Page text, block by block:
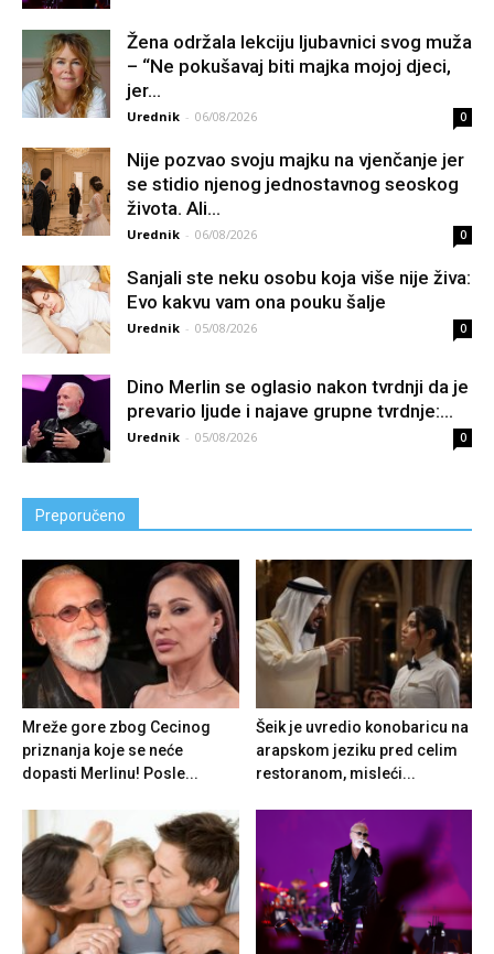
Žena održala lekciju ljubavnici svog muža
– “Ne pokušavaj biti majka mojoj djeci,
jer...
Urednik - 06/08/2026 0
Nije pozvao svoju majku na vjenčanje jer
se stidio njenog jednostavnog seoskog
života. Ali...
Urednik - 06/08/2026 0
Sanjali ste neku osobu koja više nije živa:
Evo kakvu vam ona pouku šalje
Urednik - 05/08/2026 0
Dino Merlin se oglasio nakon tvrdnji da je
prevario ljude i najave grupne tvrdnje:...
Urednik - 05/08/2026 0
Preporučeno
Mreže gore zbog Cecinog
priznanja koje se neće
dopasti Merlinu! Posle...
Šeik je uvredio konobaricu na
arapskom jeziku pred celim
restoranom, misleći...